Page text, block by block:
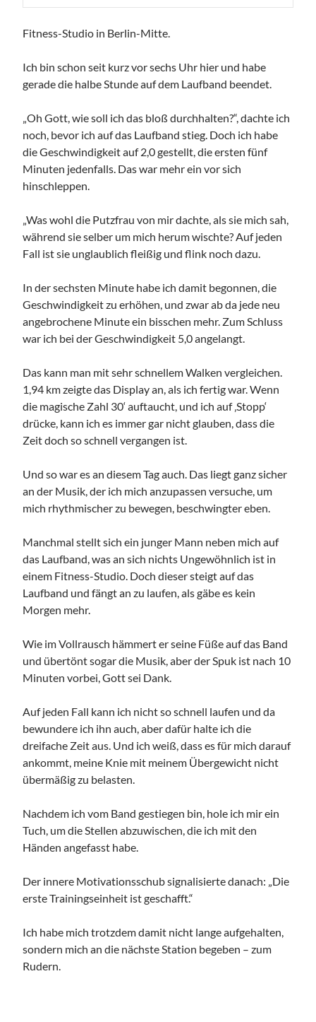
Fitness-Studio in Berlin-Mitte.
Ich bin schon seit kurz vor sechs Uhr hier und habe
gerade die halbe Stunde auf dem Laufband beendet.
„Oh Gott, wie soll ich das bloß durchhalten?“, dachte ich
noch, bevor ich auf das Laufband stieg. Doch ich habe
die Geschwindigkeit auf 2,0 gestellt, die ersten fünf
Minuten jedenfalls. Das war mehr ein vor sich
hinschleppen.
„Was wohl die Putzfrau von mir dachte, als sie mich sah,
während sie selber um mich herum wischte? Auf jeden
Fall ist sie unglaublich fleißig und flink noch dazu.
In der sechsten Minute habe ich damit begonnen, die
Geschwindigkeit zu erhöhen, und zwar ab da jede neu
angebrochene Minute ein bisschen mehr. Zum Schluss
war ich bei der Geschwindigkeit 5,0 angelangt.
Das kann man mit sehr schnellem Walken vergleichen.
1,94 km zeigte das Display an, als ich fertig war. Wenn
die magische Zahl 30‘ auftaucht, und ich auf ‚Stopp‘
drücke, kann ich es immer gar nicht glauben, dass die
Zeit doch so schnell vergangen ist.
Und so war es an diesem Tag auch. Das liegt ganz sicher
an der Musik, der ich mich anzupassen versuche, um
mich rhythmischer zu bewegen, beschwingter eben.
Manchmal stellt sich ein junger Mann neben mich auf
das Laufband, was an sich nichts Ungewöhnlich ist in
einem Fitness-Studio. Doch dieser steigt auf das
Laufband und fängt an zu laufen, als gäbe es kein
Morgen mehr.
Wie im Vollrausch hämmert er seine Füße auf das Band
und übertönt sogar die Musik, aber der Spuk ist nach 10
Minuten vorbei, Gott sei Dank.
Auf jeden Fall kann ich nicht so schnell laufen und da
bewundere ich ihn auch, aber dafür halte ich die
dreifache Zeit aus. Und ich weiß, dass es für mich darauf
ankommt, meine Knie mit meinem Übergewicht nicht
übermäßig zu belasten.
Nachdem ich vom Band gestiegen bin, hole ich mir ein
Tuch, um die Stellen abzuwischen, die ich mit den
Händen angefasst habe.
Der innere Motivationsschub signalisierte danach: „Die
erste Trainingseinheit ist geschafft.“
Ich habe mich trotzdem damit nicht lange aufgehalten,
sondern mich an die nächste Station begeben – zum
Rudern.